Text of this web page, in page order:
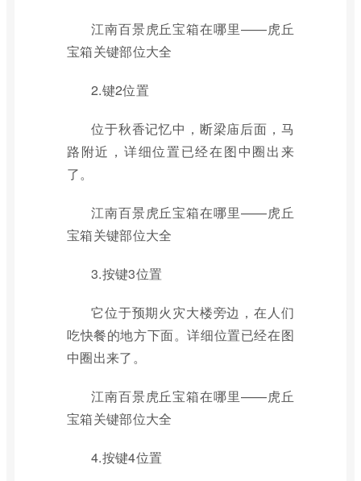
江南百景虎丘宝箱在哪里——虎丘
宝箱关键部位大全
2.键2位置
位于秋香记忆中，断梁庙后面，马
路附近，详细位置已经在图中圈出来
了。
江南百景虎丘宝箱在哪里——虎丘
宝箱关键部位大全
3.按键3位置
它位于预期火灾大楼旁边，在人们
吃快餐的地方下面。详细位置已经在图
中圈出来了。
江南百景虎丘宝箱在哪里——虎丘
宝箱关键部位大全
4.按键4位置